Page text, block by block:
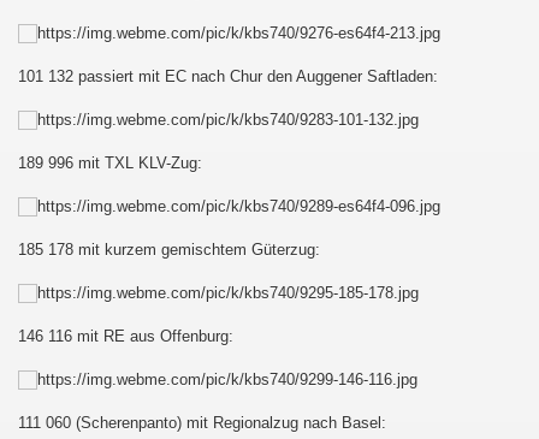
101 132 passiert mit EC nach Chur den Auggener Saftladen:
189 996 mit TXL KLV-Zug:
185 178 mit kurzem gemischtem Güterzug:
146 116 mit RE aus Offenburg:
111 060 (Scherenpanto) mit Regionalzug nach Basel: